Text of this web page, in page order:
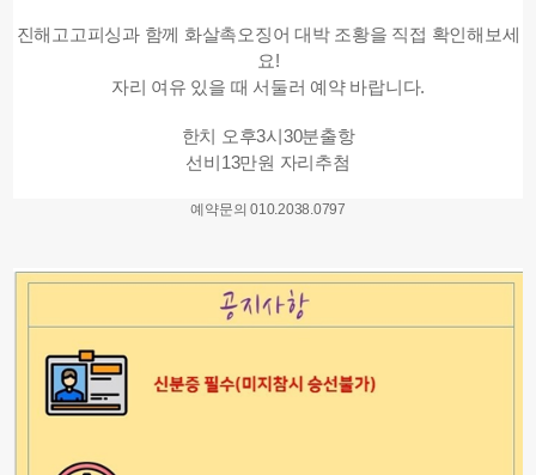
진해고고피싱과 함께 화살촉오징어 대박 조황을 직접 확인해보세
요!
자리 여유 있을 때 서둘러 예약 바랍니다.
한치 오후3시30분출항
선비13만원 자리추첨
예약문의 010.2038.0797